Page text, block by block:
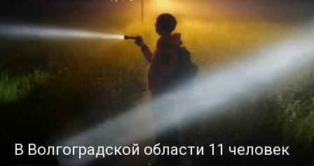
В Волгоградской области 11 человек